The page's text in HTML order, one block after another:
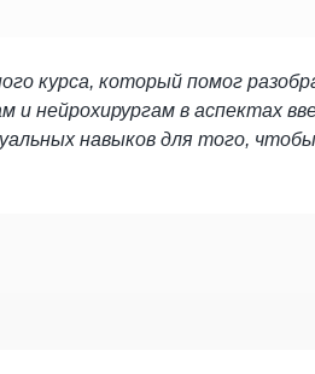
курса, который помог
нейрохирургам в аспектах
навыков для того,